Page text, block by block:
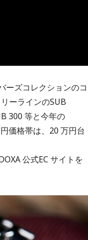
ーズコレクションのコ
ーラインのSUB
300 等と今年の
価格帯は、20 万円台
公式EC サイトを